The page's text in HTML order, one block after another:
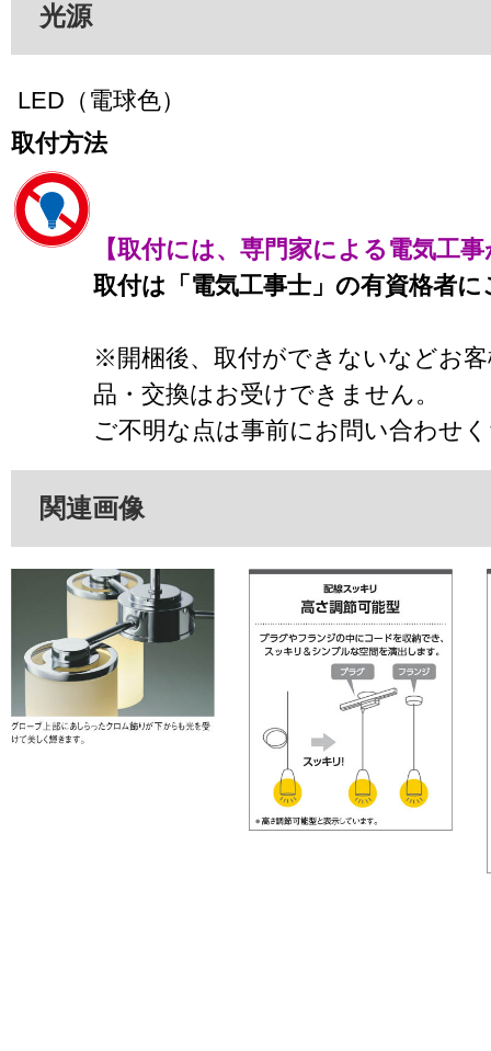
光源
LED（電球色）
取付方法
【取付には、専門家による電気工
取付は「電気工事士」の有資格者
※開梱後、取付ができないなどお
品・交換はお受けできません。
ご不明な点は事前にお問い合わせ
関連画像